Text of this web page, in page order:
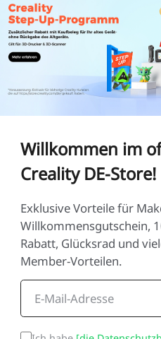
*BEWERTEN SIE
DIESER SEITE:
UNZUFRIEDEN
3 5
* GRÜNDE FÜR
Attraktives
Klare Navigation
Reichhaltiges
Schnelle
Fluide Interaktion
Willkommen im
Creality DE-Store!
Exklusive Vorteile für
Willkommensgutschein,
Rabatt, Glücksrad und
Member-Vorteilen.